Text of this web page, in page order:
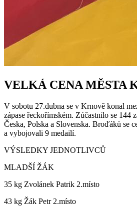
VELKÁ CENA MĚSTA
V sobotu 27.dubna se v Krnově konal
zápase řeckořímském. Zúčastnilo se 144
Česka, Polska a Slovenska. Broďáků se
a vybojovali 9 medailí.
VÝSLEDKY JEDNOTLIVCŮ
MLADŠÍ ŽÁK
35 kg Zvolánek Patrik 2.místo
43 kg Žák Petr 2.místo